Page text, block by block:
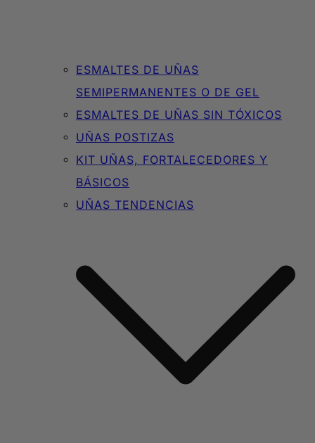
ESMALTES DE UÑAS
SEMIPERMANENTES O DE GEL
ESMALTES DE UÑAS SIN TÓXICOS
UÑAS POSTIZAS
KIT UÑAS, FORTALECEDORES Y
BÁSICOS
UÑAS TENDENCIAS